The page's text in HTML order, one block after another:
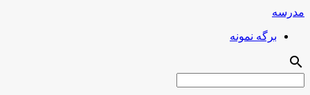
مدرسه
برگه نمونه
search